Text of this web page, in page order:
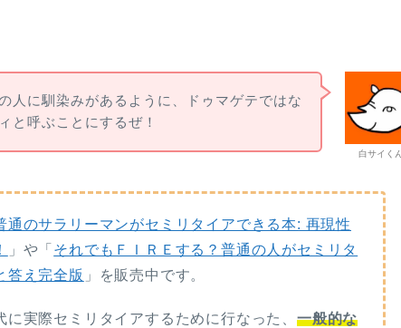
白サイくん
人に馴染みがあるように、ドゥマゲテではな
と呼ぶことにするぜ！
通のサラリーマンがセミリタイアできる本: 再現性
」や「 それでもＦＩＲＥする？普通の人がセミリタ
答え完全版 」を販売中です。
実際セミリタイアするために行なった、 一般的な